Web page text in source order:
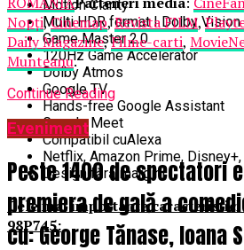
Motion Clarity
Multi HDR format I Dolby Vision
Game Master 2.0
120Hz Game Accelerator
Dolby Atmos
Google TV
Hands-free Google Assistant
Google Meet
Compatibil cuAlexa
Netflix, Amazon Prime,
Design fără margini
Cele mai importante
98P745:
Nopți,Cinemap,Revista FILM,
Daily Magazine,Filme-carti,
Munteanu.
Continue Reading
Eveniment
Peste 1400 de spectatori
premiera de gală a
cu: George Tănase, Ioana